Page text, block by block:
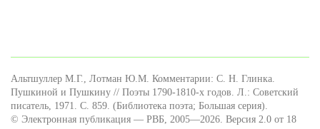
Альтшуллер М.Г., Лотман Ю.М. Комментарии: С. Н. Глинка.
Пушкиной и Пушкину // Поэты 1790-1810-х годов. Л.: Советский
писатель, 1971. С. 859. (Библиотека поэта; Большая серия).
© Электронная публикация — РВБ, 2005—2026. Версия 2.0 от 18